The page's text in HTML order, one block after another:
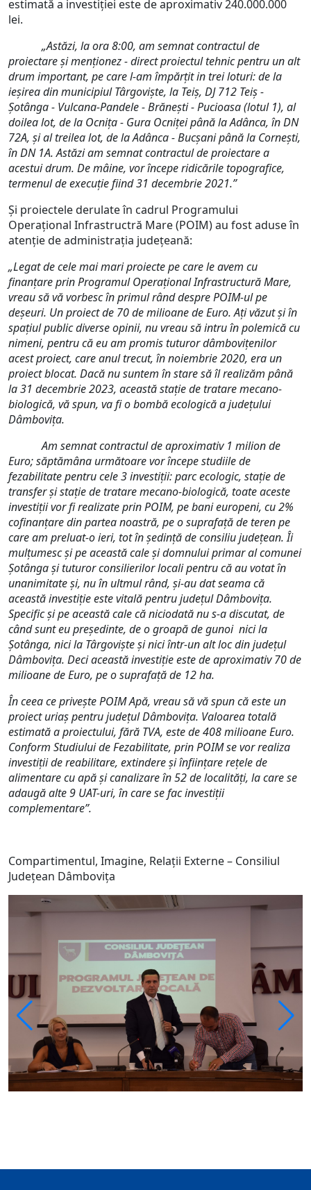
estimată a investiției este de aproximativ 240.000.000
lei.
„Astăzi, la ora 8:00, am semnat contractul de
proiectare și menționez - direct proiectul tehnic pentru un alt
drum important, pe care l-am împărțit in trei loturi: de la
ieșirea din municipiul Târgoviște, la Teiș, DJ 712 Teiș -
Șotânga - Vulcana-Pandele - Brănești - Pucioasa (lotul 1), al
doilea lot, de la Ocnița - Gura Ocniței până la Adânca, în DN
72A, și al treilea lot, de la Adânca - Bucșani până la Cornești,
în DN 1A. Astăzi am semnat contractul de proiectare a
acestui drum. De mâine, vor începe ridicările topografice,
termenul de execuție fiind 31 decembrie 2021.”
Și proiectele derulate în cadrul Programului
Operațional Infrastructră Mare (POIM) au fost aduse în
atenție de administrația județeană:
„Legat de cele mai mari proiecte pe care le avem cu
finanțare prin Programul Operațional Infrastructură Mare,
vreau să vă vorbesc în primul rând despre POIM-ul pe
deșeuri. Un proiect de 70 de milioane de Euro. Ați văzut și în
spațiul public diverse opinii, nu vreau să intru în polemică cu
nimeni, pentru că eu am promis tuturor dâmbovițenilor
acest proiect, care anul trecut, în noiembrie 2020, era un
proiect blocat. Dacă nu suntem în stare să îl realizăm până
la 31 decembrie 2023, această stație de tratare mecano-
biologică, vă spun, va fi o bombă ecologică a județului
Dâmbovița.
Am semnat contractul de aproximativ 1 milion de
Euro; săptămâna următoare vor începe studiile de
fezabilitate pentru cele 3 investiții: parc ecologic, stație de
transfer și stație de tratare mecano-biologică, toate aceste
investiții vor fi realizate prin POIM, pe bani europeni, cu 2%
cofinanțare din partea noastră, pe o suprafață de teren pe
care am preluat-o ieri, tot în ședință de consiliu județean. Îi
mulțumesc și pe această cale și domnului primar al comunei
Șotânga și tuturor consilierilor locali pentru că au votat în
unanimitate și, nu în ultmul rând, și-au dat seama că
această investiție este vitală pentru județul Dâmbovița.
Specific și pe această cale că niciodată nu s-a discutat, de
când sunt eu președinte, de o groapă de gunoi nici la
Șotânga, nici la Târgoviște și nici într-un alt loc din județul
Dâmbovița. Deci această investiție este de aproximativ 70 de
milioane de Euro, pe o suprafață de 12 ha.
În ceea ce privește POIM Apă, vreau să vă spun că este un
proiect uriaș pentru județul Dâmbovița. Valoarea totală
estimată a proiectului, fără TVA, este de 408 milioane Euro.
Conform Studiului de Fezabilitate, prin POIM se vor realiza
investiții de reabilitare, extindere și înființare rețele de
alimentare cu apă și canalizare în 52 de localități, la care se
adaugă alte 9 UAT-uri, în care se fac investiții
complementare”.
Compartimentul, Imagine, Relații Externe – Consiliul
Județean Dâmbovița